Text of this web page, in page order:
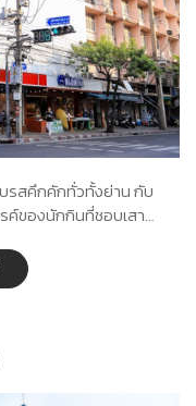
รสคึกคักทั่วทั้งย่าน กับ
ค์ของนักกินที่ชอบเสาะ